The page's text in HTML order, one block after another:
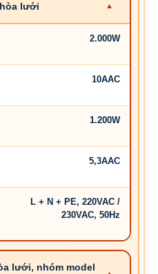
lưới
2.000W
10AAC
1.200W
5,3AAC
L + N + PE, 220VAC /
230VAC, 50Hz
lưới, nhóm model